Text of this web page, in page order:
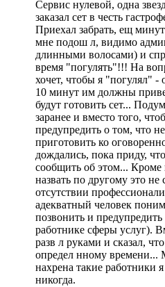
Сервис нулевой, одна
заказал сет в честь
Приехал забрать, ещ
мне подош л, видимо
длинными волосами) и
время "погулять"!!! На
хочет, чтобы я "погулял" -
10 минут им должны
будут готовить сет...
заранее и вместо того,
предупредить о том, что
приготовить ко
дождались, пока приду,
сообщить об этом... Кроме
назвать по другому это
отсутствии
адекватный человек
позвонить и предупредить
работнике сферы услуг).
разв л руками и сказал,
определ нному времени...
нахрена такие работники
никогда.